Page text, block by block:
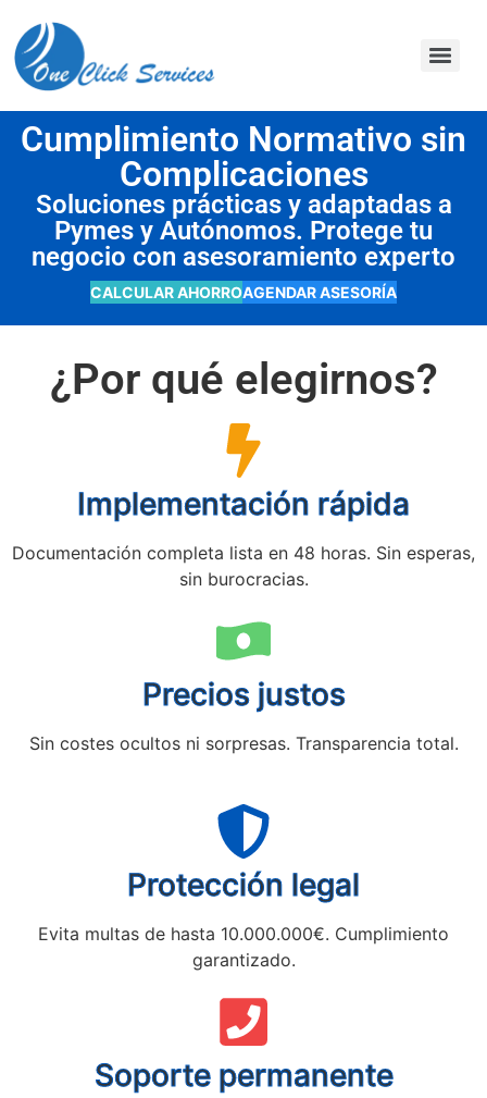
Cumplimiento Normativo sin
Complicaciones
Soluciones prácticas y adaptadas a
Pymes y Autónomos. Protege tu
negocio con asesoramiento experto
CALCULAR AHORROAGENDAR ASESORÍA
¿Por qué elegirnos?
Implementación rápida
Documentación completa lista en 48 horas. Sin esperas,
sin burocracias.
Precios justos
Sin costes ocultos ni sorpresas. Transparencia total.
Protección legal
Evita multas de hasta 10.000.000€. Cumplimiento
garantizado.
Soporte permanente